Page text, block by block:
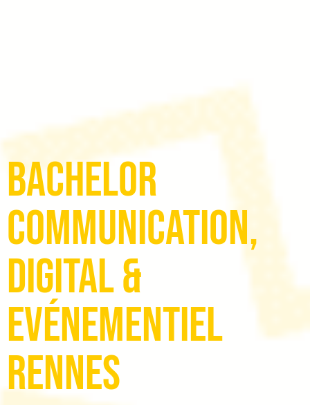
Bachelor
Communication,
Digital &
Evénementiel
Rennes